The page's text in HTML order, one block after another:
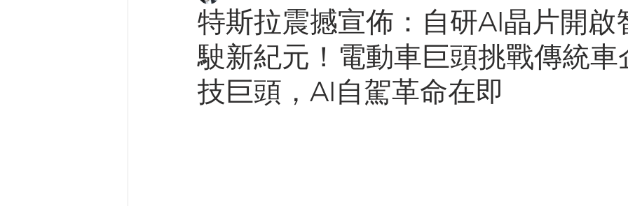
特斯拉震撼宣佈：自研AI晶片開啟
駛新紀元！電動車巨頭挑戰傳統車
技巨頭，AI自駕革命在即